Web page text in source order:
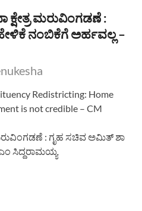
ಮರುವಿಂಗಡಣೆ :
ನಂಬಿಕೆಗೆ ಅರ್ಹವಲ್ಲ –
Redistricting: Home
is not credible – CM
: ಗೃಹ ಸಚಿವ ಅಮಿತ್ ಶಾ
ಸಿದ್ದರಾಮಯ್ಯ